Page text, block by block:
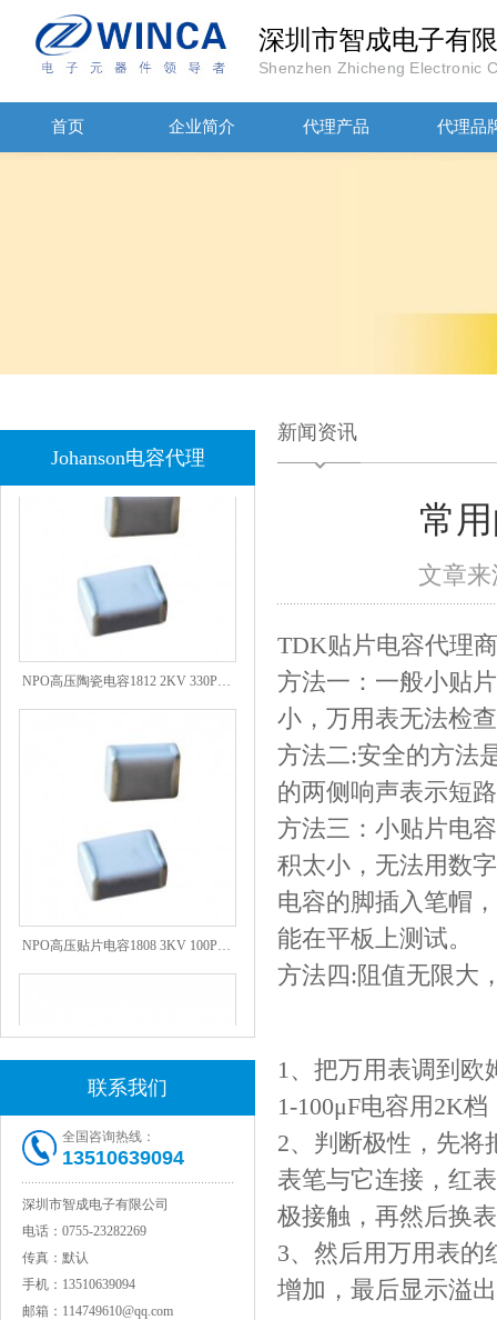
深圳市智成电子有
Shenzhen Zhicheng Electronic
首页 企业简介 代理产品 代理品
Johanson电容代理
联系我们
全国咨询热线：
13510639094
深圳市智成电子有限公司
电话： 0755-23282269
传真： 默认
手机： 13510639094
邮箱： 114749610@qq.com
新闻资讯
常
文章
TDK贴片电容代理商
方法一：一般小贴
小，万用表无法检
方法二:安全的方法
的两侧响声表示短
方法三：小贴片电
积太小，无法用数
电容的脚插入笔帽
能在平板上测试。
方法四:阻值无限大
1、把万用表调到欧
1-100μF电容用2K
2、判断极性，先将
表笔与它连接，红
极接触，再然后换
3、然后用万用表的
增加，最后显示溢